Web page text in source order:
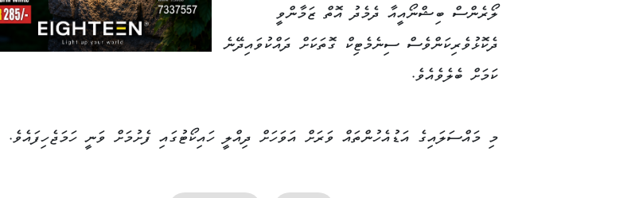
ލޯރެންސް ބިޝްނޯއީއާ ދެމެދު އޮތް ޒަމާންވީ
ދެކޮޅުވެރިކަންވެސް ސިނެމެޓިކް ގޮތަކަށް ދައްކުވައިދޭނެ
ކަމަށް ބެލެވެއެވެ.
މި މައްސަލައިގެ އަޑުއެހުންތައް ވަރަށް އަވަހަށް ދިއްލީ ހައިކޯޓުގައި ފެށުމަށް ވަނީ ހަމަޖެހިފައެވެ.